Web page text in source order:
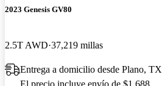
2023 Genesis GV80
2.5T AWD 37,219 millas
Entrega a domicilio desde Plano, TX